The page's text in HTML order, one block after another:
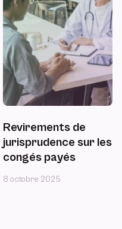
Revirements de
jurisprudence sur les
congés payés
8 octobre 2025